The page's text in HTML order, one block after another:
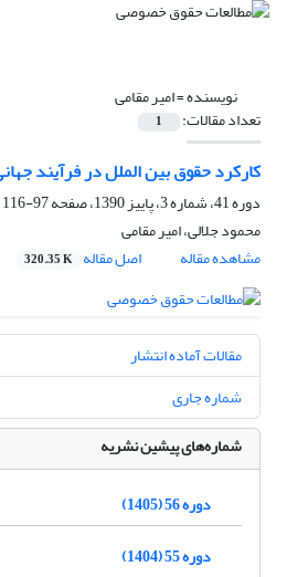
نویسنده =امیر مقامی
تعداد مقالات: 1
کارکرد حقوق بین الملل در فرآیند
دوره 41، شماره 3، پاییز 1390، صفحه
97-116
محمود جلالی، امیر مقامی
مشاهده مقاله
اصل مقاله 320.35 K
مقالات آماده انتشار
شماره جاری
شماره‌های پیشین نشریه
دوره 56 (1405)
دوره 55 (1404)